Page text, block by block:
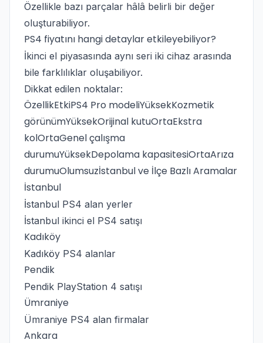
Özellikle bazı parçalar hâlâ belirli bir değer
oluşturabiliyor.
PS4 fiyatını hangi detaylar etkileyebiliyor?
İkinci el piyasasında aynı seri iki cihaz arasında
bile farklılıklar oluşabiliyor.
Dikkat edilen noktalar:
ÖzellikEtkiPS4 Pro modeliYüksekKozmetik
görünümYüksekOrijinal kutuOrtaEkstra
kolOrtaGenel çalışma
durumuYüksekDepolama kapasitesiOrtaArıza
durumuOlumsuzİstanbul ve İlçe Bazlı Aramalar
İstanbul
İstanbul PS4 alan yerler
İstanbul ikinci el PS4 satışı
Kadıköy
Kadıköy PS4 alanlar
Pendik
Pendik PlayStation 4 satışı
Ümraniye
Ümraniye PS4 alan firmalar
Ankara